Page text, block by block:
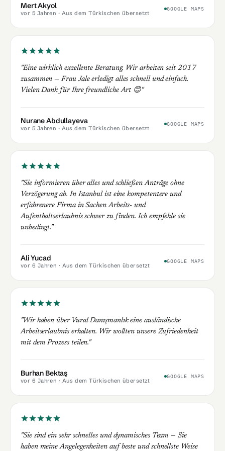
Mert Akyol
vor 5 Jahren · Aus dem Türkischen übersetzt
GOOGLE MAPS
"Eine wirklich exzellente Beratung. Wir arbeiten seit 2017
zusammen — Frau Jale erledigt alles schnell und einfach.
Vielen Dank für Ihre freundliche Art 😊"
Nurane Abdullayeva
vor 5 Jahren · Aus dem Türkischen übersetzt
GOOGLE MAPS
"Sie informieren über alles und schließen Anträge ohne
Verzögerung ab. In Istanbul ist eine kompetentere und
erfahrenere Firma in Sachen Arbeits- und
Aufenthaltserlaubnis schwer zu finden. Ich empfehle sie
unbedingt."
Ali Yucad
vor 6 Jahren · Aus dem Türkischen übersetzt
GOOGLE MAPS
"Wir haben über Vural Danışmanlık eine ausländische
Arbeitserlaubnis erhalten. Wir wollten unsere Zufriedenheit
mit dem Prozess teilen."
Burhan Bektaş
vor 6 Jahren · Aus dem Türkischen übersetzt
GOOGLE MAPS
"Sie sind ein sehr schnelles und dynamisches Team — Sie
haben meine Angelegenheiten auf beste und schnellste Weise